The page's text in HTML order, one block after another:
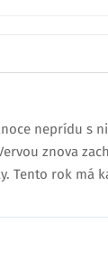
neprídu s
znova
Tento rok má